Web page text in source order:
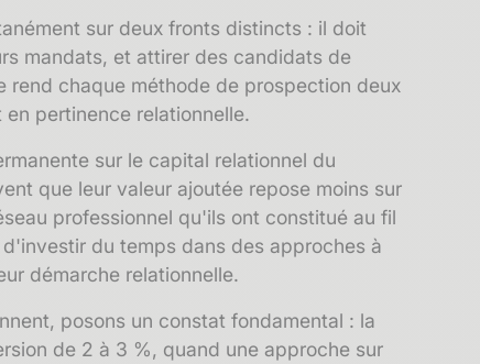
sur deux fronts distincts : il doit
mandats, et attirer des candidats de
rend chaque méthode de prospection deux
pertinence relationnelle.
sur le capital relationnel du
que leur valeur ajoutée repose moins sur
professionnel qu'ils ont constitué au fil
du temps dans des approches à
démarche relationnelle.
posons un constat fondamental : la
de 2 à 3 %, quand une approche sur